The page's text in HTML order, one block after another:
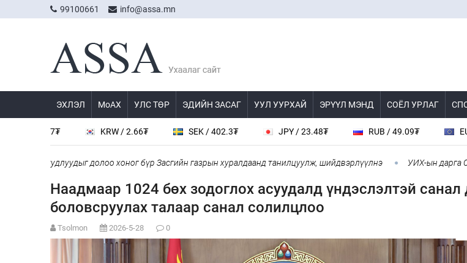
99100661 info@assa.mn
ЭХЛЭЛ МоАХ УЛС ТӨР ЭДИЙН ЗАСАГ УУЛ УУРХАЙ ЭРҮҮЛ МЭНД СОЁЛ УРЛАГ
KRW / 2.66₮ SEK / 402.3₮ JPY / 23.48₮ RUB / 49.09₮ EUR /
асуудлуудыг долоо хоног бүр Засгийн газрын хуралдаанд танилцуулж, шийдвэрлүүлнэ УИХ-ын дарга
Наадмаар 1024 бөх зодоглох асуудалд үндэслэлтэй санал
боловсруулах талаар санал солилцлоо
Tsolmon 2026-5-28 0